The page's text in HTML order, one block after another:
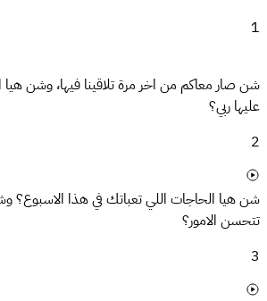
1
شن صار معاكم من اخر مرة تلاقينا فيها، وشن هيا
عليها ربي؟
2
شن هيا الحاجات اللي تعباتك في هذا الاسبوع؟
تتحسن الامور؟
3